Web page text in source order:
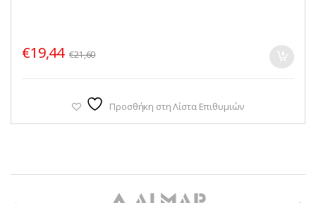
€19,44 €21,60
Προσθήκη στη Λίστα Επιθυμιών